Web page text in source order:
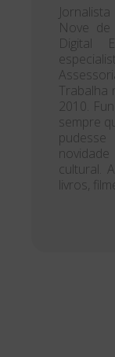
Nove
Digital
Trabalha
2010.
sempre
cultural.
livros,